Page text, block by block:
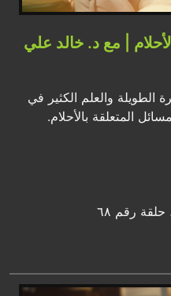
| مع د. خالد علي
الطويلة والعلم الكثير في
المتعلقة بالأحلام.
حلقة رقم ٦٨